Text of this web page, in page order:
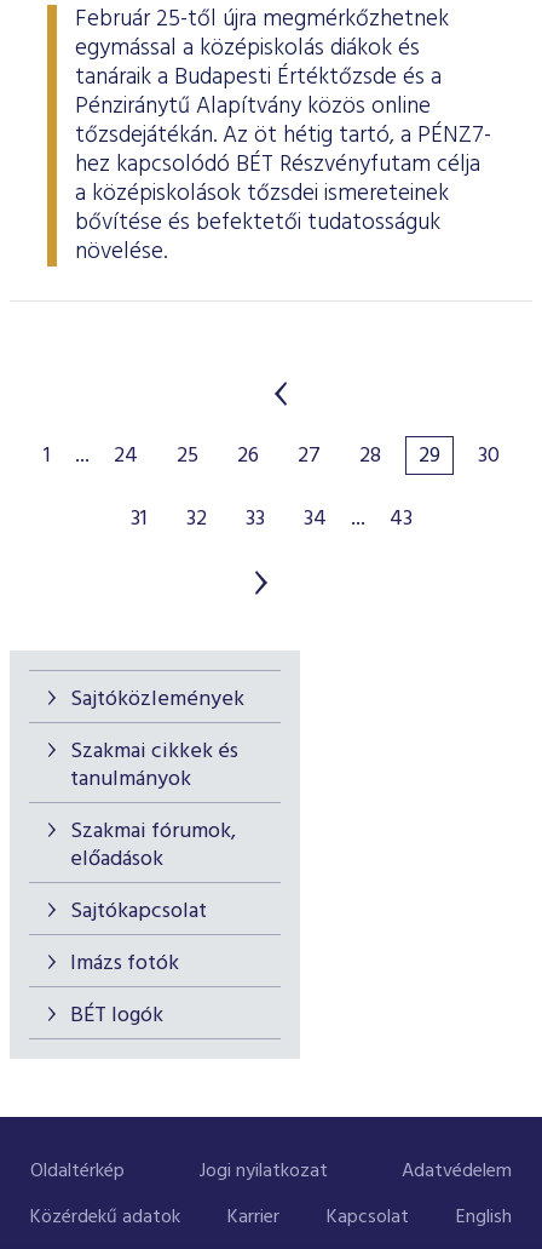
Sajtóközlemények
Szakmai cikkek és
tanulmányok
Szakmai fórumok,
előadások
Sajtókapcsolat
Imázs fotók
BÉT logók
Február 25-től újra megmérkőzhetnek
egymással a középiskolás diákok és
tanáraik a Budapesti Értéktőzsde és a
Pénziránytű Alapítvány közös online
tőzsdejátékán. Az öt hétig tartó, a PÉNZ7-
hez kapcsolódó BÉT Részvényfutam célja
a középiskolások tőzsdei ismereteinek
bővítése és befektetői tudatosságuk
növelése.
1 ... 24 25 26 27 28 29
30
31
32 33 34 ... 43
Oldaltérkép Jogi nyilatkozat
Adatvédelem
Közérdekű adatok
Karrier Kapcsolat English